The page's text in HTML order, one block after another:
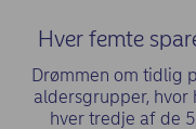
Hver femte
Drømmen om tidlig
aldersgrupper,
hver tredje af de